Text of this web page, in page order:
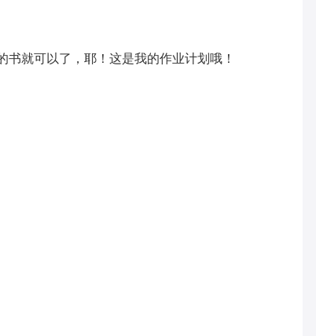
就可以了，耶！这是我的作业计划哦！